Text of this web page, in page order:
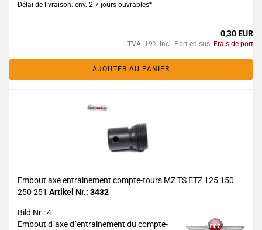
Délai de livraison: env. 2-7 jours ouvrables*
0,30 EUR
TVA. 19% incl. Port en sus. Frais de port
AJOUTER AU PANIER
Embout axe entrainement compte-tours MZ TS ETZ 125 150
250 251 Artikel Nr.: 3432
Bild Nr.: 4
Embout d´axe d´entrainement du compte-